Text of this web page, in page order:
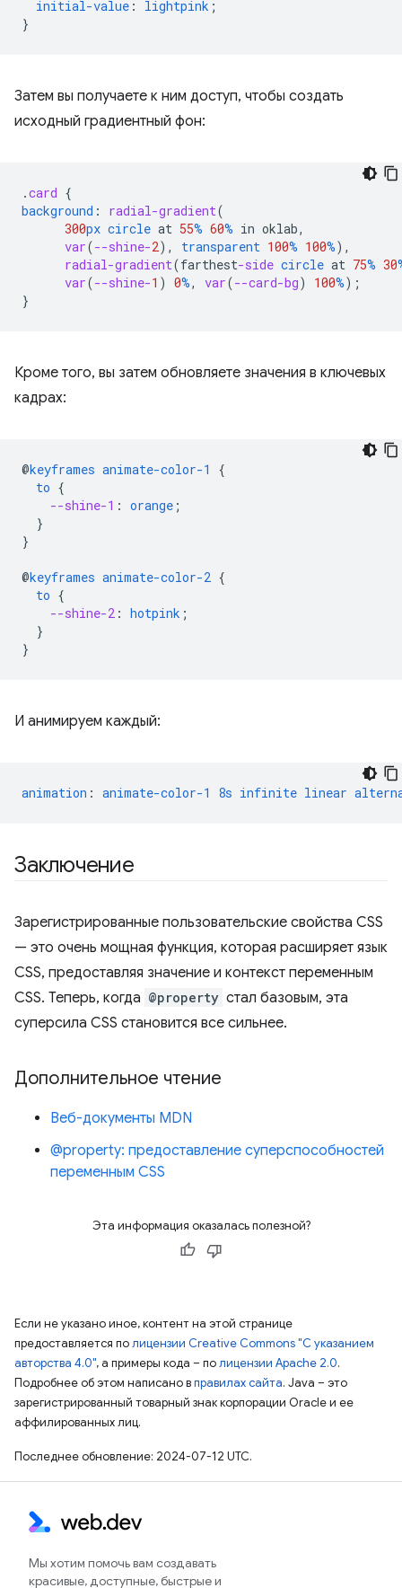
initial-value : lightpink ;
}
Затем вы получаете к ним доступ, чтобы создать
исходный градиентный фон:
.card {
background : radial-gradient(
300px circle at 55% 60% in oklab,
var(--shine-2), transparent 100% 100%),
radial-gradient(farthest-side circle at 75% 30
var(--shine-1 ) 0%, var(--card-bg) 100%);
}
Кроме того, вы затем обновляете значения в ключевых
кадрах:
@keyframes animate-color-1
{
to {
--shine-1 : orange ;
}
}
@keyframes animate-color-2 {
to {
--shine-2 : hotpink ;
}
}
И анимируем каждый:
animation : animate-color-1 8s infinite linear
Заключение
Зарегистрированные пользовательские свойства CSS
— это очень мощная функция, которая расширяет язык
CSS, предоставляя значение и контекст переменным
CSS. Теперь, когда @property стал базовым, эта
суперсила CSS становится все сильнее.
Дополнительное чтение
Веб-документы MDN
@property: предоставление суперспособностей
переменным CSS
Эта информация оказалась полезной?
Если не указано иное, контент на этой странице
предоставляется полицензии Creative Commons "С указанием
авторства 4.0", а примеры кода – полицензии Apache 2.0.
Подробнее об этом написано вправилах сайта. Java – это
зарегистрированный товарный знак корпорации Oracle и ее
аффилированных лиц.
Последнее обновление: 2024-07-12 UTC.
Мы хотим помочь вам создавать
красивые, доступные, быстрые и